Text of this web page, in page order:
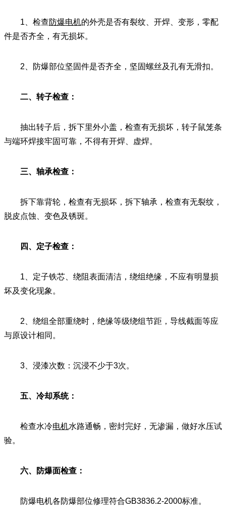
1、检查防爆电机的外壳是否有裂纹、开焊、变形，零配
件是否齐全，有无损坏。
2、防爆部位坚固件是否齐全，坚固螺丝及孔有无滑扣。
二、转子检查：
抽出转子后，拆下里外小盖，检查有无损坏，转子鼠笼条
与端环焊接牢固可靠，不得有开焊、虚焊。
三、轴承检查：
拆下靠背轮，检查有无损坏，拆下轴承，检查有无裂纹，
脱皮点蚀、变色及锈斑。
四、定子检查：
1、定子铁芯、绕阻表面清洁，绕组绝缘，不应有明显损
坏及变化现象。
2、绕组全部重绕时，绝缘等级绕组节距，导线截面等应
与原设计相同。
3、浸漆次数：沉浸不少于3次。
五、冷却系统：
检查水冷电机水路通畅，密封完好，无渗漏，做好水压试
验。
六、防爆面检查：
防爆电机各防爆部位修理符合GB3836.2-2000标准。